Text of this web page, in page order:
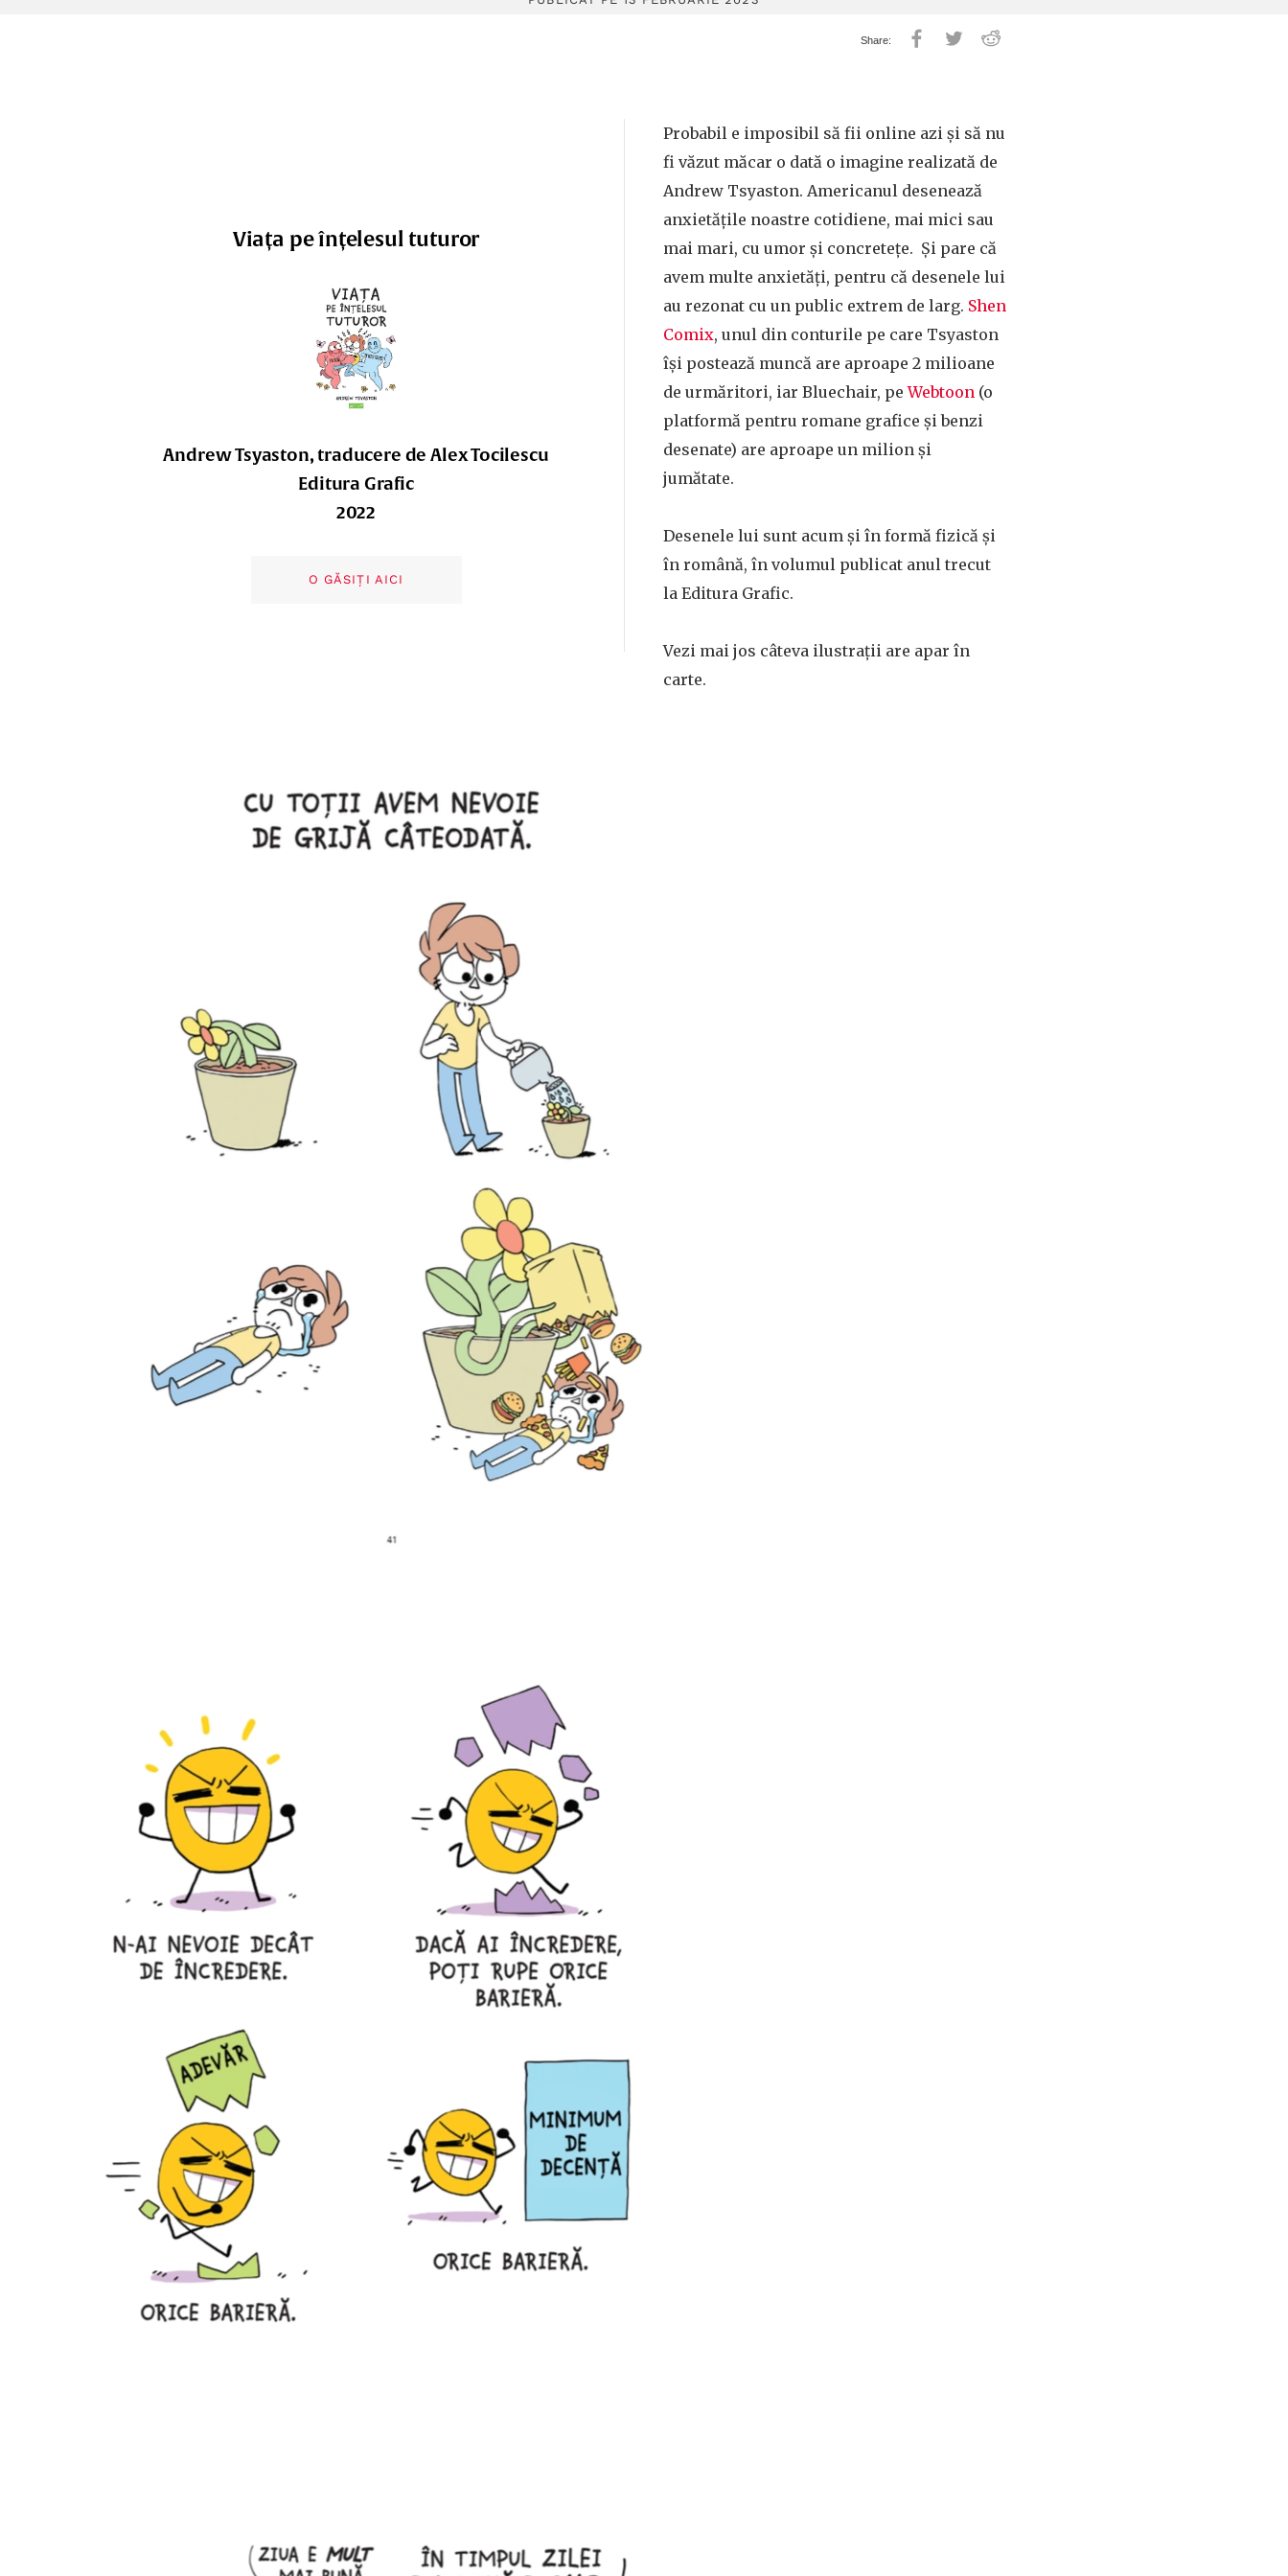
Viața pe înțelesul tuturor
Andrew Tsyaston, traducere de Alex Tocilescu
Editura Grafic
2022
O GĂSIȚI AICI
Probabil e imposibil să fii online azi și să nu
fi văzut măcar o dată o imagine realizată de
Andrew Tsyaston. Americanul desenează
anxietățile noastre cotidiene, mai mici sau
mai mari, cu umor și concretețe. Și pare că
avem multe anxietăți, pentru că desenele lui
au rezonat cu un public extrem de larg. Shen
Comix, unul din conturile pe care Tsyaston
își postează muncă are aproape 2 milioane
de urmăritori, iar Bluechair, peWebtoon (o
platformă pentru romane grafice și benzi
desenate) are aproape un milion și
jumătate.
Desenele lui sunt acum și în formă fizică și
în română, în volumul publicat anul trecut
la Editura Grafic.
Vezi mai jos câteva ilustrații are apar în
carte.